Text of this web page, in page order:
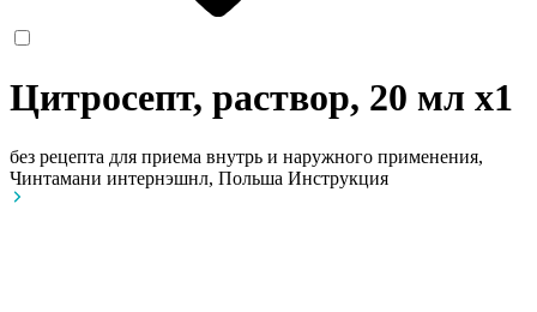
Цитросепт, раствор, 20 мл x1
без рецепта для приема внутрь и наружного применения,
Чинтамани интернэшнл, Польша Инструкция